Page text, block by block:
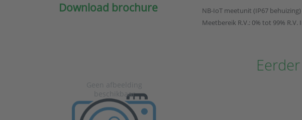
Download brochure
NB-IoT meetunit (IP67
Meetbereik R.V.: 0% tot 99% R.V.